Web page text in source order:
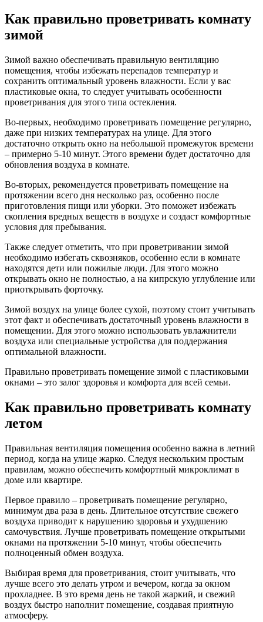
Как правильно проветривать комнату
зимой
Зимой важно обеспечивать правильную вентиляцию
помещения, чтобы избежать перепадов температур и
сохранить оптимальный уровень влажности. Если у вас
пластиковые окна, то следует учитывать особенности
проветривания для этого типа остекления.
Во-первых, необходимо проветривать помещение регулярно,
даже при низких температурах на улице. Для этого
достаточно открыть окно на небольшой промежуток времени
– примерно 5-10 минут. Этого времени будет достаточно для
обновления воздуха в комнате.
Во-вторых, рекомендуется проветривать помещение на
протяжении всего дня несколько раз, особенно после
приготовления пищи или уборки. Это поможет избежать
скопления вредных веществ в воздухе и создаст комфортные
условия для пребывания.
Также следует отметить, что при проветривании зимой
необходимо избегать сквозняков, особенно если в комнате
находятся дети или пожилые люди. Для этого можно
открывать окно не полностью, а на кипрскую углубление или
приоткрывать форточку.
Зимой воздух на улице более сухой, поэтому стоит учитывать
этот факт и обеспечивать достаточный уровень влажности в
помещении. Для этого можно использовать увлажнители
воздуха или специальные устройства для поддержания
оптимальной влажности.
Правильно проветривать помещение зимой с пластиковыми
окнами – это залог здоровья и комфорта для всей семьи.
Как правильно проветривать комнату
летом
Правильная вентиляция помещения особенно важна в летний
период, когда на улице жарко. Следуя нескольким простым
правилам, можно обеспечить комфортный микроклимат в
доме или квартире.
Первое правило – проветривать помещение регулярно,
минимум два раза в день. Длительное отсутствие свежего
воздуха приводит к нарушению здоровья и ухудшению
самочувствия. Лучше проветривать помещение открытыми
окнами на протяжении 5-10 минут, чтобы обеспечить
полноценный обмен воздуха.
Выбирая время для проветривания, стоит учитывать, что
лучше всего это делать утром и вечером, когда за окном
прохладнее. В это время день не такой жаркий, и свежий
воздух быстро наполнит помещение, создавая приятную
атмосферу.